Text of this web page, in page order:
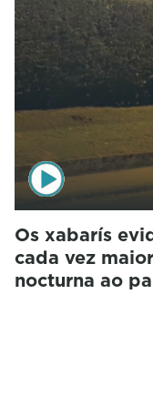
Os xabarís
cada vez
nocturna ao